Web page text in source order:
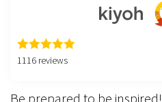
1116 reviews
Be prepared to be inspired!